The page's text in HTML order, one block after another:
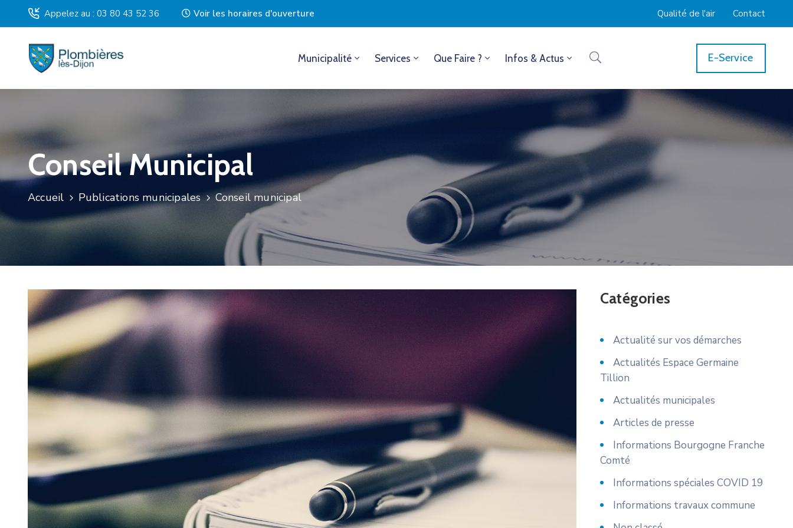
Appelez au : 03 80 43 52 36 Voir les horaires d'ouverture Qualité de l'air Contact
Municipalité Services Que Faire ? Infos & Actus E-Service
Conseil Municipal
Accueil Publications municipales Conseil municipal
Catégories
Actualité sur vos démarches
Actualités Espace Germaine
Tillion
Actualités municipales
Articles de presse
Informations Bourgogne Franche
Comté
Informations spéciales COVID 19
Informations travaux commune